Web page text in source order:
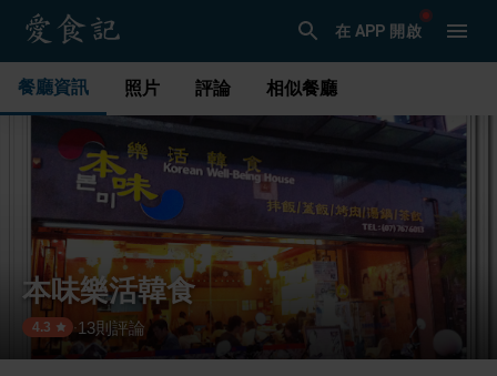
在 APP 開啟
餐廳資訊 照片 評論 相似餐廳
本味樂活韓食
4.3 ·13則評論